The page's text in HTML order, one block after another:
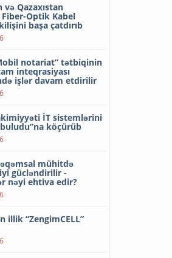
və Qazaxıstan
Fiber-Optik Kabel
başa çatdırıb
notariat” tətbiqinin
inteqrasiyası
işlər davam etdirilir
İT sistemlərini
köçürüb
mühitdə
gücləndirilir -
nəyi ehtiva edir?
illik “ZengimCELL”